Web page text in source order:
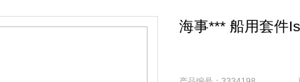
海事*** 船用套件